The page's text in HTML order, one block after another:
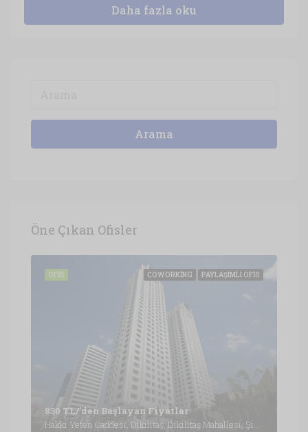
Daha fazla oku
Arama
Öne Çıkan Ofisler
COWORKING PAYLAŞIMLI OFIS
OFIS
830 TL/'den Başlayan Fiyatlar
Hakkı Yeten Caddesi, Dikilitaş, Dikilitaş Mahallesi, Şişli, İstanbul, Marmara Bölgesi, 34349, Türkiye, İstanbul